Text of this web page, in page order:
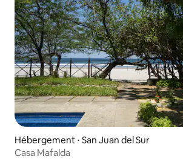
Hébergement ⋅ San Juan del Sur
Casa Mafalda